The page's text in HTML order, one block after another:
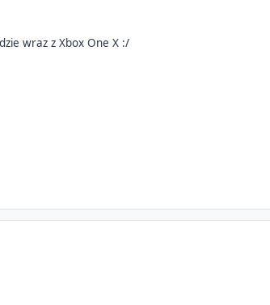
wraz z Xbox One X :/